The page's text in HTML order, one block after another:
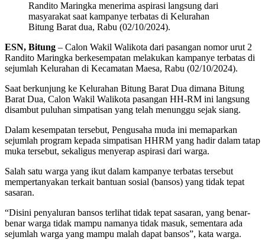
Randito Maringka menerima aspirasi langsung dari
masyarakat saat kampanye terbatas di Kelurahan
Bitung Barat dua, Rabu (02/10/2024).
ESN, Bitung – Calon Wakil Walikota dari pasangan nomor urut 2
Randito Maringka berkesempatan melakukan kampanye terbatas di
sejumlah Kelurahan di Kecamatan Maesa, Rabu (02/10/2024).
Saat berkunjung ke Kelurahan Bitung Barat Dua dimana Bitung
Barat Dua, Calon Wakil Walikota pasangan HH-RM ini langsung
disambut puluhan simpatisan yang telah menunggu sejak siang.
Dalam kesempatan tersebut, Pengusaha muda ini memaparkan
sejumlah program kepada simpatisan HHRM yang hadir dalam tatap
muka tersebut, sekaligus menyerap aspirasi dari warga.
Salah satu warga yang ikut dalam kampanye terbatas tersebut
mempertanyakan terkait bantuan sosial (bansos) yang tidak tepat
sasaran.
“Disini penyaluran bansos terlihat tidak tepat sasaran, yang benar-
benar warga tidak mampu namanya tidak masuk, sementara ada
sejumlah warga yang mampu malah dapat bansos”, kata warga.